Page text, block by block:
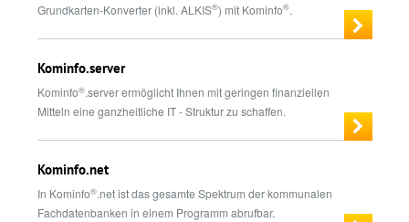
Grundkarten-Konverter (inkl. ALKIS®) mit Kominfo®.
Kominfo.server
Kominfo®.server ermöglicht Ihnen mit geringen finanziellen
Mitteln eine ganzheitliche IT - Struktur zu schaffen.
Kominfo.net
In Kominfo®.net ist das gesamte Spektrum der kommunalen
Fachdatenbanken in einem Programm abrufbar.